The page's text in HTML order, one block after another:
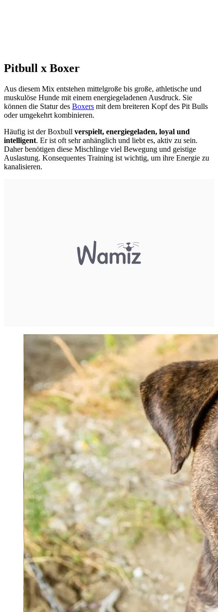
Pitbull x Boxer
Aus diesem Mix entstehen mittelgroße bis große, athletische und
muskulöse Hunde mit einem energiegeladenen Ausdruck. Sie
können die Statur des Boxers mit dem breiteren Kopf des Pit Bulls
oder umgekehrt kombinieren.
Häufig ist der Boxbull verspielt, energiegeladen, loyal und
intelligent. Er ist oft sehr anhänglich und liebt es, aktiv zu sein.
Daher benötigen diese Mischlinge viel Bewegung und geistige
Auslastung. Konsequentes Training ist wichtig, um ihre Energie zu
kanalisieren.